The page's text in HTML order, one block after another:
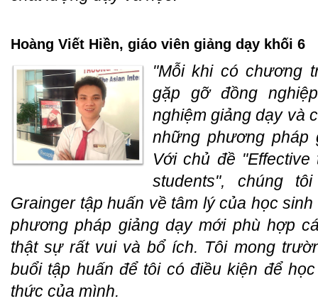
Hoàng Viết Hiền, giáo viên giảng dạy khối 6
"Mỗi khi có chương
gặp gỡ đồng
nghiệm giảng dạy và
những phương pháp
Với chủ đề "Effective
students", chúng
Grainger tập huấn về tâm lý của học
phương pháp giảng dạy mới phù hợp
thật sự rất vui và bổ ích. Tôi mong
buổi tập huấn để tôi có điều kiện để
thức của mình.